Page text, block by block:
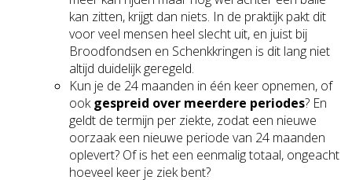
kan zitten, krijgt dan niets. In de praktijk pakt dit
voor veel mensen heel slecht uit, en juist bij
Broodfondsen en Schenkkringen is dit lang niet
altijd duidelijk geregeld.
Kun je de 24 maanden in één keer opnemen, of
ookgespreid over meerdere periodes? En
geldt de termijn per ziekte, zodat een nieuwe
oorzaak een nieuwe periode van 24 maanden
oplevert? Of is het een eenmalig totaal, ongeacht
hoeveel keer je ziek bent?